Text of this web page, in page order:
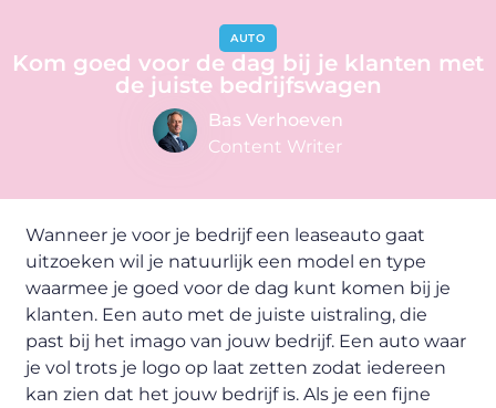
AUTO
Kom goed voor de dag bij je klanten met
de juiste bedrijfswagen
Bas Verhoeven
Content Writer
Wanneer je voor je bedrijf een leaseauto gaat
uitzoeken wil je natuurlijk een model en type
waarmee je goed voor de dag kunt komen bij je
klanten. Een auto met de juiste uistraling, die
past bij het imago van jouw bedrijf. Een auto waar
je vol trots je logo op laat zetten zodat iedereen
kan zien dat het jouw bedrijf is. Als je een fijne